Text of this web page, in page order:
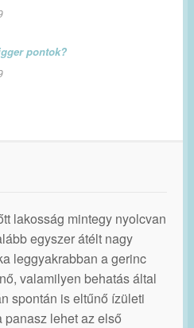
pontok?
lakosság mintegy nyolcvan
egyszer átélt nagy
leggyakrabban a gerinc
valamilyen behatás által
spontán is eltűnő ízületi
lehet az első